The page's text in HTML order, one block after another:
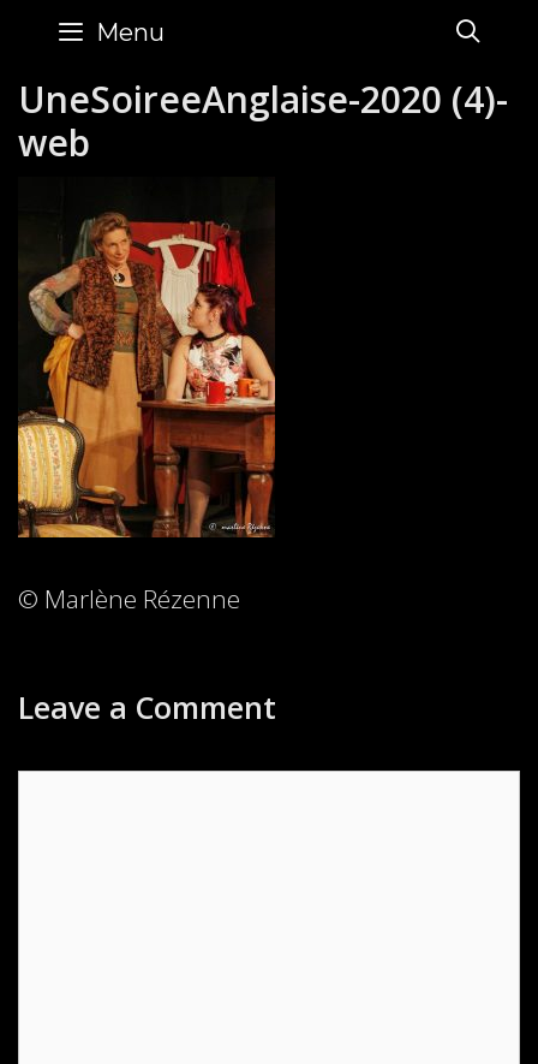
content
Menu
UneSoireeAnglaise-2020 (4)-
web
© Marlène Rézenne
Leave a Comment